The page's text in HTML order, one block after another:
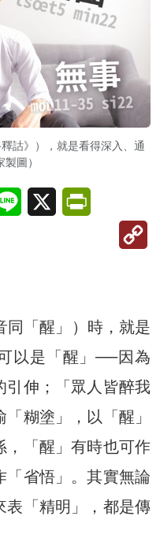
詁》），就是看得深入、通
圖）
Line X
同「醒」）時，就是
以是「醒」──因為
引伸；「眾人皆醉我
糊塗」，以「醒」
，「醒」有時也可作
「省悟」。其實無論
表「精明」，都是傳